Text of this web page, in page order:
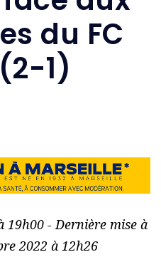
du FC
1)
19h00 - Dernière mise à
2022 à 12h26